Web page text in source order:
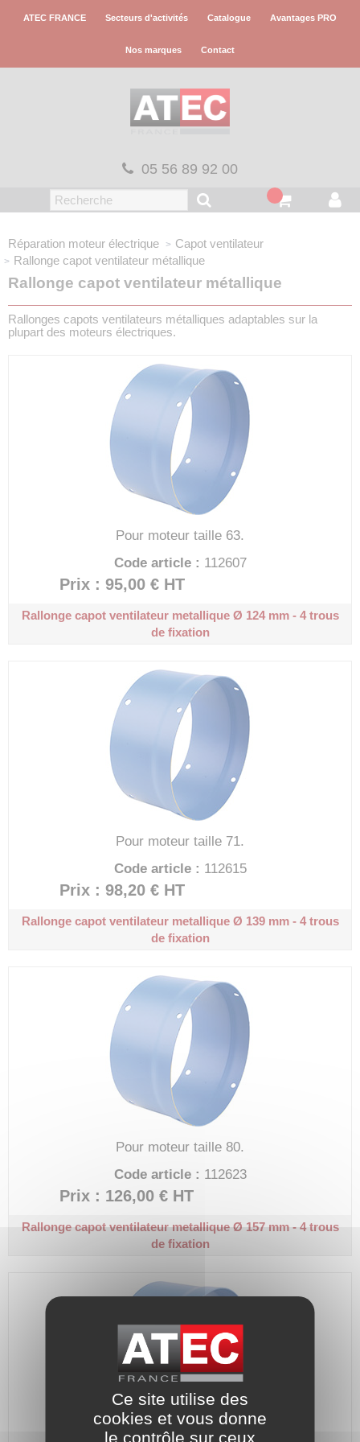
ATEC FRANCE Secteurs d'activités Catalogue Avantages PRO
Nos marques Contact
05 56 89 92 00
Réparation moteur électrique
Capot ventilateur
Rallonge capot ventilateur métallique
Rallonge capot ventilateur métallique
Rallonges capots ventilateurs métalliques adaptables sur la
plupart des moteurs électriques.
Pour moteur taille 63.
Code article : 112607
Prix : 95,00 € HT
Rallonge capot ventilateur metalliqueØ 124 mm - 4 trous
de fixation
Pour moteur taille 71.
Code article : 112615
Prix : 98,20 € HT
Rallonge capot ventilateur metalliqueØ 139 mm - 4 trous
de fixation
Pour moteur taille 80.
Code article : 112623
Prix : 126,00 € HT
Rallonge capot ventilateur metalliqueØ 157 mm - 4 trous
de fixation
Ce site utilise des
cookies et vous donne
le contrôle sur ceux